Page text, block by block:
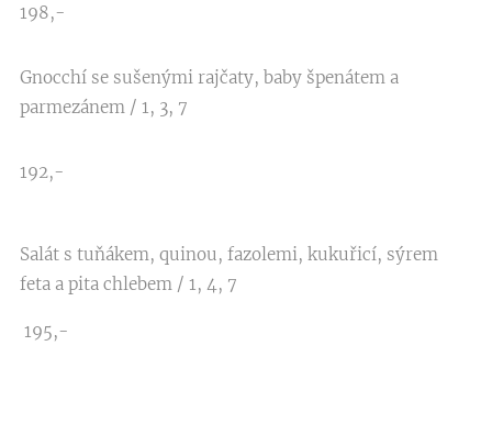
198,-
Gnocchí se sušenými rajčaty, baby špenátem a
parmezánem / 1, 3, 7
192,-
Salát s tuňákem, quinou, fazolemi, kukuřicí, sýrem
feta a pita chlebem / 1, 4, 7
195,-